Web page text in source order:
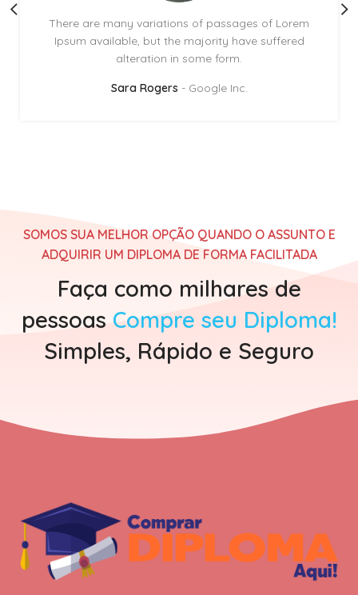
There are many variations of passages of Lorem
Ipsum available, but the majority have suffered
alteration in some form.
Sara Rogers Google Inc.
SOMOS SUA MELHOR OPÇÃO QUANDO O ASSUNTO E
ADQUIRIR UM DIPLOMA DE FORMA FACILITADA
Faça como milhares de
pessoas Compre seu Diploma!
Simples, Rápido e Seguro